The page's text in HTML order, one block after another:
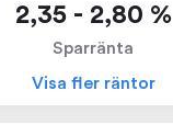
2,35 - 2,80 %
Sparränta
Visa fler räntor